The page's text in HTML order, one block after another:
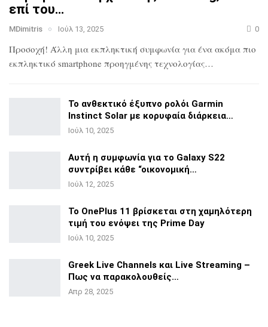
επί του…
MDimitris Ιούλ 13, 2025 0
Προσοχή! Άλλη μια εκπληκτική συμφωνία για ένα ακόμα πιο
εκπληκτικό smartphone προηγμένης τεχνολογίας…
Το ανθεκτικό έξυπνο ρολόι Garmin
Instinct Solar με κορυφαία διάρκεια…
Ιούλ 10, 2025
Αυτή η συμφωνία για το Galaxy S22
συντρίβει κάθε “οικονομική…
Ιούλ 12, 2025
Το OnePlus 11 βρίσκεται στη χαμηλότερη
τιμή του ενόψει της Prime Day
Ιούλ 10, 2025
Greek Live Channels και Live Streaming –
Πως να παρακολουθείς…
Απρ 28, 2025